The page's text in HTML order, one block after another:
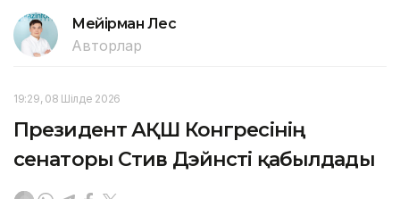
Мейірман Лес
Авторлар
19:29, 08 Шілде 2026
Президент АҚШ Конгресінің
сенаторы Стив Дэйнсті қабылдады